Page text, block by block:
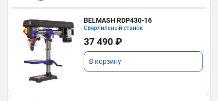
BELMASH RDP430-16
Сверлильный станок
37 490 ₽
В корзину